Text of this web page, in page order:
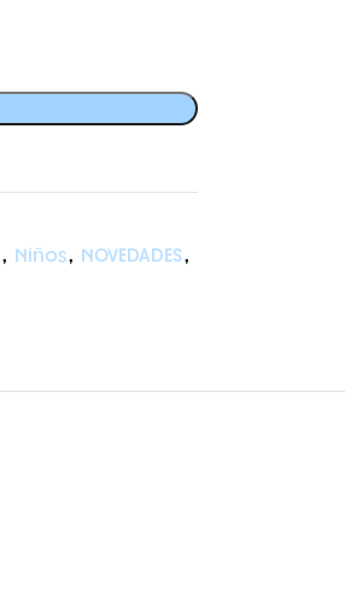
, Niños, NOVEDADES,